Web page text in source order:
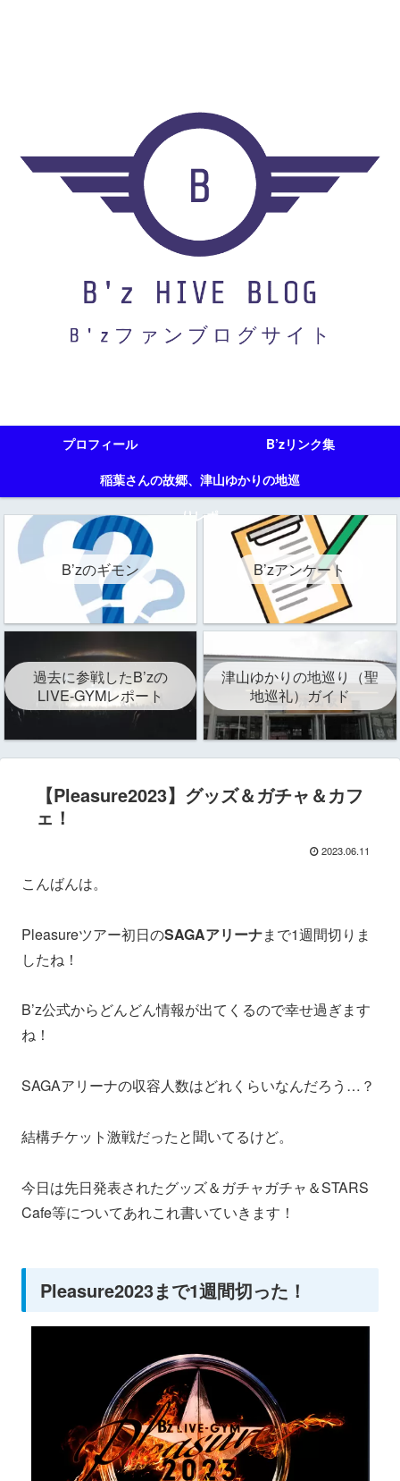
プロフィール
B’zリンク集
稲葉さんの故郷、津山ゆかりの地巡
りレポ
B’zのギモン B’zアンケート
過去に参戦したB’zの
LIVE-GYMレポート
津山ゆかりの地巡り（聖
地巡礼）ガイド
【Pleasure2023】グッズ＆ガチャ＆カフ
ェ！
2023.06.11
こんばんは。
Pleasureツアー初日のSAGAアリーナまで1週間切りま
したね！
B’z公式からどんどん情報が出てくるので幸せ過ぎます
ね！
SAGAアリーナの収容人数はどれくらいなんだろう…？
結構チケット激戦だったと聞いてるけど。
今日は先日発表されたグッズ＆ガチャガチャ＆STARS
Cafe等についてあれこれ書いていきます！
Pleasure2023まで1週間切った！